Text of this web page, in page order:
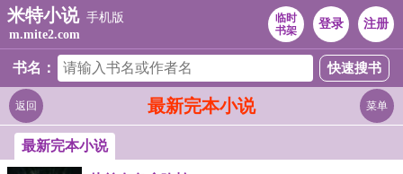
米特小说 手机版
m.mite2.com
临时
书架
登录 注册
书名：
最新完本小说
返回 菜单
最新完本小说